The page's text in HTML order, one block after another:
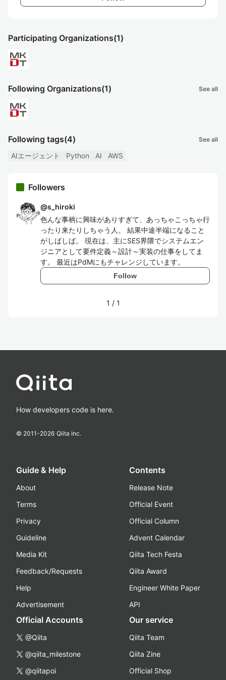
Participating Organizations(1)
Following Organizations(1) See all
Following tags(4) See all
AIエージェント Python AI AWS
Followers
@s_hiroki
色んな事柄に興味がありすぎて、あっちゃこっちゃ行
ったり来たりしちゃう人。 結果中途半端になること
がしばしば。 現在は、主にSES界隈でシステムエン
ジニアとして要件定義～設計～実装の仕事をしてま
す。 最近はPdMにもチャレンジしています。
Follow
1 / 1
How developers code is here.
© 2011-2026 Qiita Inc.
Guide & Help
About
Terms
Privacy
Guideline
Media Kit
Feedback/Requests
Help
Advertisement
Contents
Release Note
Official Event
Official Column
Advent Calendar
Qiita Tech Festa
Qiita Award
Engineer White Paper
API
Official Accounts
@Qiita
@qiita_milestone
@qiitapoi
Our service
Qiita Team
Qiita Zine
Official Shop